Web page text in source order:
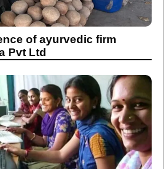
of ayurvedic firm
Pvt Ltd